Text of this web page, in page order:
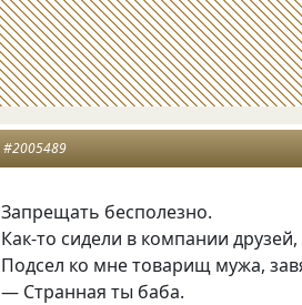
#2005489
Запрещать бесполезно.
Как-то сидели в компании
Подсел ко мне товарищ мужа,
— Странная ты баба.